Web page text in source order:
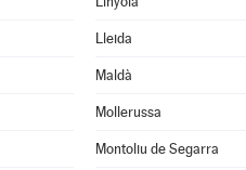
Lleida
Maldà
Mollerussa
Montoliu de Segarra